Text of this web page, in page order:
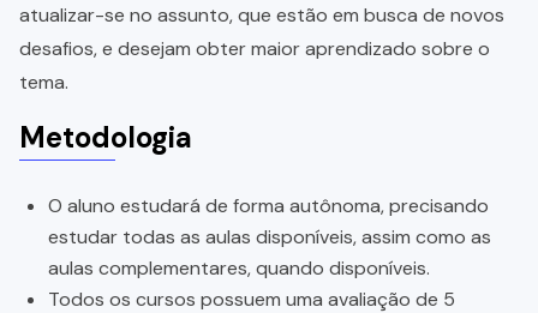
atualizar-se no assunto, que estão em busca de novos
desafios, e desejam obter maior aprendizado sobre o
tema.
Metodologia
O aluno estudará de forma autônoma, precisando
estudar todas as aulas disponíveis, assim como as
aulas complementares, quando disponíveis.
Todos os cursos possuem uma avaliação de 5